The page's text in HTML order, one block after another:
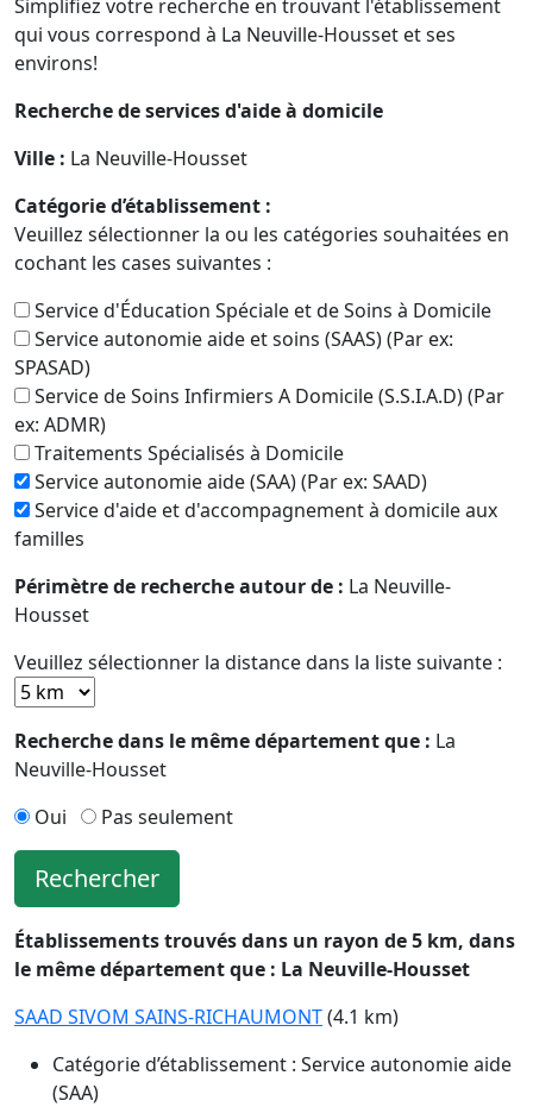
Simplifiez votre recherche en trouvant l'établissement
qui vous correspond à La Neuville-Housset et ses
environs!
Recherche de services d'aide à domicile
Ville : La Neuville-Housset
Catégorie d’établissement :
Veuillez sélectionner la ou les catégories souhaitées en
cochant les cases suivantes :
Service d'Éducation Spéciale et de Soins à Domicile
Service autonomie aide et soins (SAAS) (Par ex:
SPASAD)
Service de Soins Infirmiers A Domicile (S.S.I.A.D) (Par
ex: ADMR)
Traitements Spécialisés à Domicile
Service autonomie aide (SAA) (Par ex: SAAD)
Service d'aide et d'accompagnement à domicile aux
familles
Périmètre de recherche autour de : La Neuville-
Housset
Veuillez sélectionner la distance dans la liste suivante :
Recherche dans le même département que : La
Neuville-Housset
Oui
Pas seulement
Rechercher
Établissements trouvés dans un rayon de 5 km, dans
le même département que : La Neuville-Housset
SAAD SIVOM SAINS-RICHAUMONT(4.1 km)
Catégorie d’établissement : Service autonomie aide
(SAA)